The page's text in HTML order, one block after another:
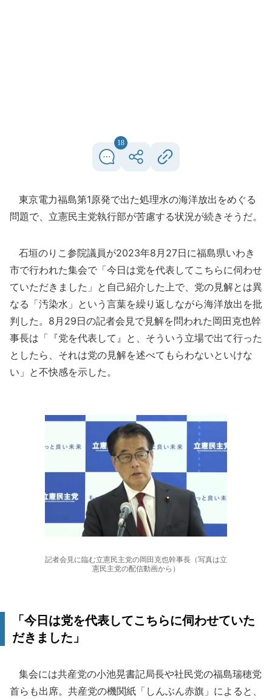
18
東京電力福島第1原発で出た処理水の海洋放出をめぐる
問題で、立憲民主党執行部が苦慮する状況が続きそうだ。
石垣のりこ参院議員が2023年8月27日に福島県いわき
市で行われた集会で「今日は党を代表してこちらに伺わせ
ていただきました」と自己紹介した上で、党の見解とは異
なる「汚染水」という言葉を繰り返しながら海洋放出を批
判した。8月29日の記者会見で見解を問われた岡田克也幹
事長は「『党を代表して』と、そういう立場で出て行った
としたら、それは党の見解を述べてもらわないといけな
い」と不快感を示した。
記者会見に臨む立憲民主党の岡田克也幹事長（写真は立
憲民主党の配信動画から）
「今日は党を代表してこちらに伺わせていた
だきました」
集会には共産党の小池晃書記局長や社民党の福島瑞穂党
首らも出席。共産党の機関紙「しんぶん赤旗」によると、